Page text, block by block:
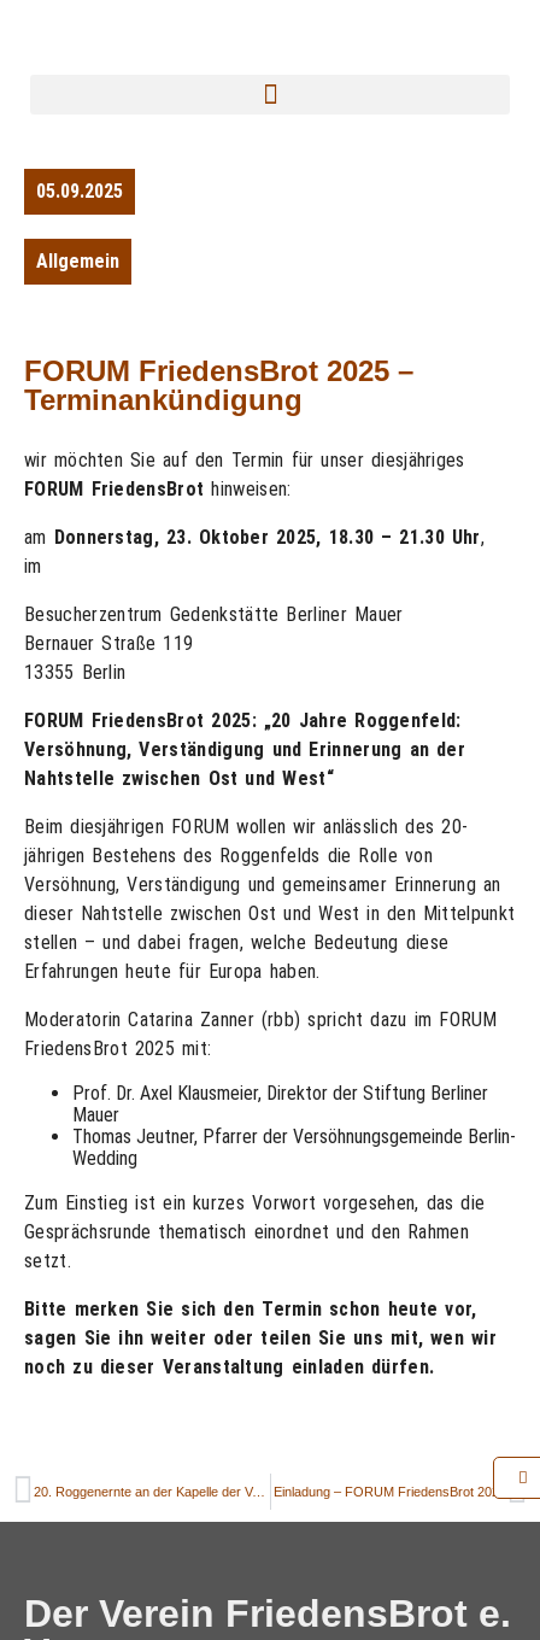
05.09.2025
Allgemein
FORUM FriedensBrot 2025 –
Terminankündigung
wir möchten Sie auf den Termin für unser diesjähriges
FORUM FriedensBrot hinweisen:
am Donnerstag, 23. Oktober 2025, 18.30 – 21.30 Uhr,
im
Besucherzentrum Gedenkstätte Berliner Mauer
Bernauer Straße 119
13355 Berlin
FORUM FriedensBrot 2025: „20 Jahre Roggenfeld:
Versöhnung, Verständigung und Erinnerung an der
Nahtstelle zwischen Ost und West“
Beim diesjährigen FORUM wollen wir anlässlich des 20-
jährigen Bestehens des Roggenfelds die Rolle von
Versöhnung, Verständigung und gemeinsamer Erinnerung an
dieser Nahtstelle zwischen Ost und West in den Mittelpunkt
stellen – und dabei fragen, welche Bedeutung diese
Erfahrungen heute für Europa haben.
Moderatorin Catarina Zanner (rbb) spricht dazu im FORUM
FriedensBrot 2025 mit:
Prof. Dr. Axel Klausmeier, Direktor der Stiftung Berliner
Mauer
Thomas Jeutner, Pfarrer der Versöhnungsgemeinde Berlin-
Wedding
Zum Einstieg ist ein kurzes Vorwort vorgesehen, das die
Gesprächsrunde thematisch einordnet und den Rahmen
setzt.
Bitte merken Sie sich den Termin schon heute vor,
sagen Sie ihn weiter oder teilen Sie uns mit, wen wir
noch zu dieser Veranstaltung einladen dürfen.
20. Roggenernte an der Kapelle der Versöhnung Einladung – FORUM FriedensBrot 2025
Der Verein FriedensBrot e.